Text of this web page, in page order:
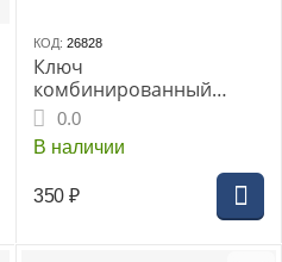
КОД: 26828
Ключ
комбинированный
THORVIK 22мм
CrV(W30022)
0.0
В наличии
350 ₽